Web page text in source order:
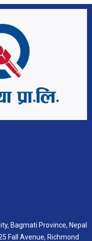
Bagmati Province, Nepal
Fall Avenue, Richmond